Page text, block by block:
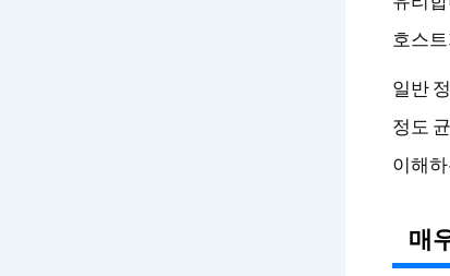
호스
일반
정도
이해
매